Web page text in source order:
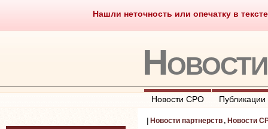
Нашли неточность или опечатку в
Саморегулирование Что
Новости СРО Публикации
Новости партнерств, Новости